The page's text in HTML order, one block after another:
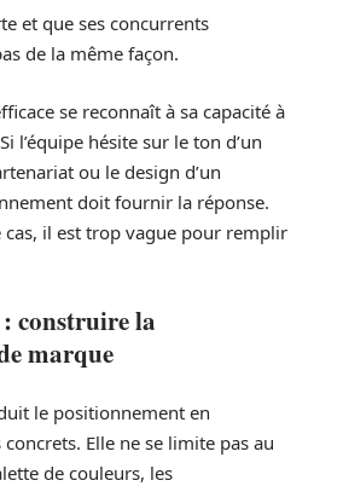
et que ses concurrents
de la même façon.
se reconnaît à sa capacité à
l’équipe hésite sur le ton d’un
ou le design d’un
doit fournir la réponse.
cas, il est trop vague pour remplir
construire la
marque
le positionnement en
Elle ne se limite pas au
de couleurs, les